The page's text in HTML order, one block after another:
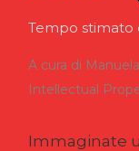
Tempo stimato
A cura di
Intellectual
Immaginate